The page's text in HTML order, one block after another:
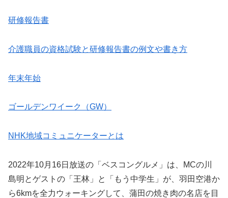
研修報告書
介護職員の資格試験と研修報告書の例文や書き方
年末年始
ゴールデンワイーク（GW）
NHK地域コミュニケーターとは
2022年10月16日放送の「ベスコングルメ」は、MCの川
島明とゲストの「王林」と「もう中学生」が、羽田空港か
ら6kmを全力ウォーキングして、蒲田の焼き肉の名店を目